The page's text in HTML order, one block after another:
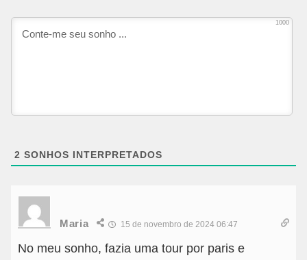
1000
2 SONHOS INTERPRETADOS
Maria 15 de novembro de 2024 06:47
No meu sonho, fazia uma tour por paris e